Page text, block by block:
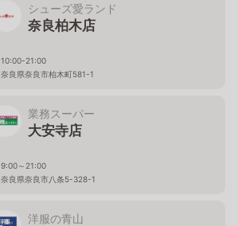
シューズ愛ランド
奈良柏木店
10:00-21:00
奈良県奈良市柏木町581-1
業務スーパー
大安寺店
9:00～21:00
奈良県奈良市八条5-328-1
洋服の青山